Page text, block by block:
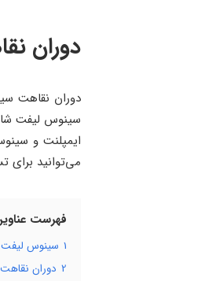
دوران
ایمپلنت و
می‌توانید برای
فهرست
1 سینوس
2 دوران